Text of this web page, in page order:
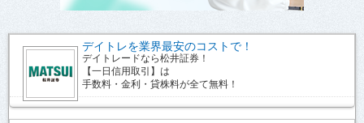
デイトレを業界最安のコストで！
デイトレードなら松井証券！
【一日信用取引】は
手数料・金利・貸株料が全て無料！